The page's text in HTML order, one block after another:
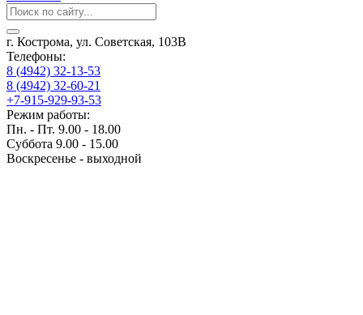
г. Кострома, ул. Советская, 103В
Телефоны:
8 (4942) 32-13-53
8 (4942) 32-60-21
+7-915-929-93-53
Режим работы:
Пн. - Пт. 9.00 - 18.00
Суббота 9.00 - 15.00
Воскресенье - выходной